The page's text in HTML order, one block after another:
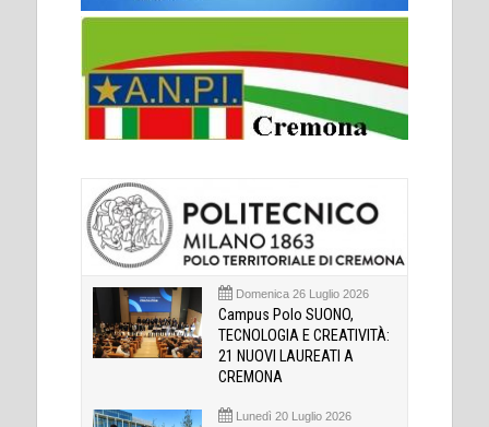
Domenica 26 Luglio 2026
Campus Polo SUONO,
TECNOLOGIA E CREATIVITÀ:
21 NUOVI LAUREATI A
CREMONA
Lunedì 20 Luglio 2026